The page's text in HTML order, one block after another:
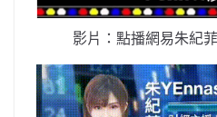
影片：點播網易朱紀